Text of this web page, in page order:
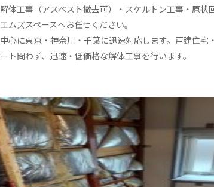
体工事（アスベスト撤去可）・スケルトン工事・原状
ムズスペースへお任せください。
心に東京・神奈川・千葉に迅速対応します。戸建住宅
ト問わず、迅速・低価格な解体工事を行います。